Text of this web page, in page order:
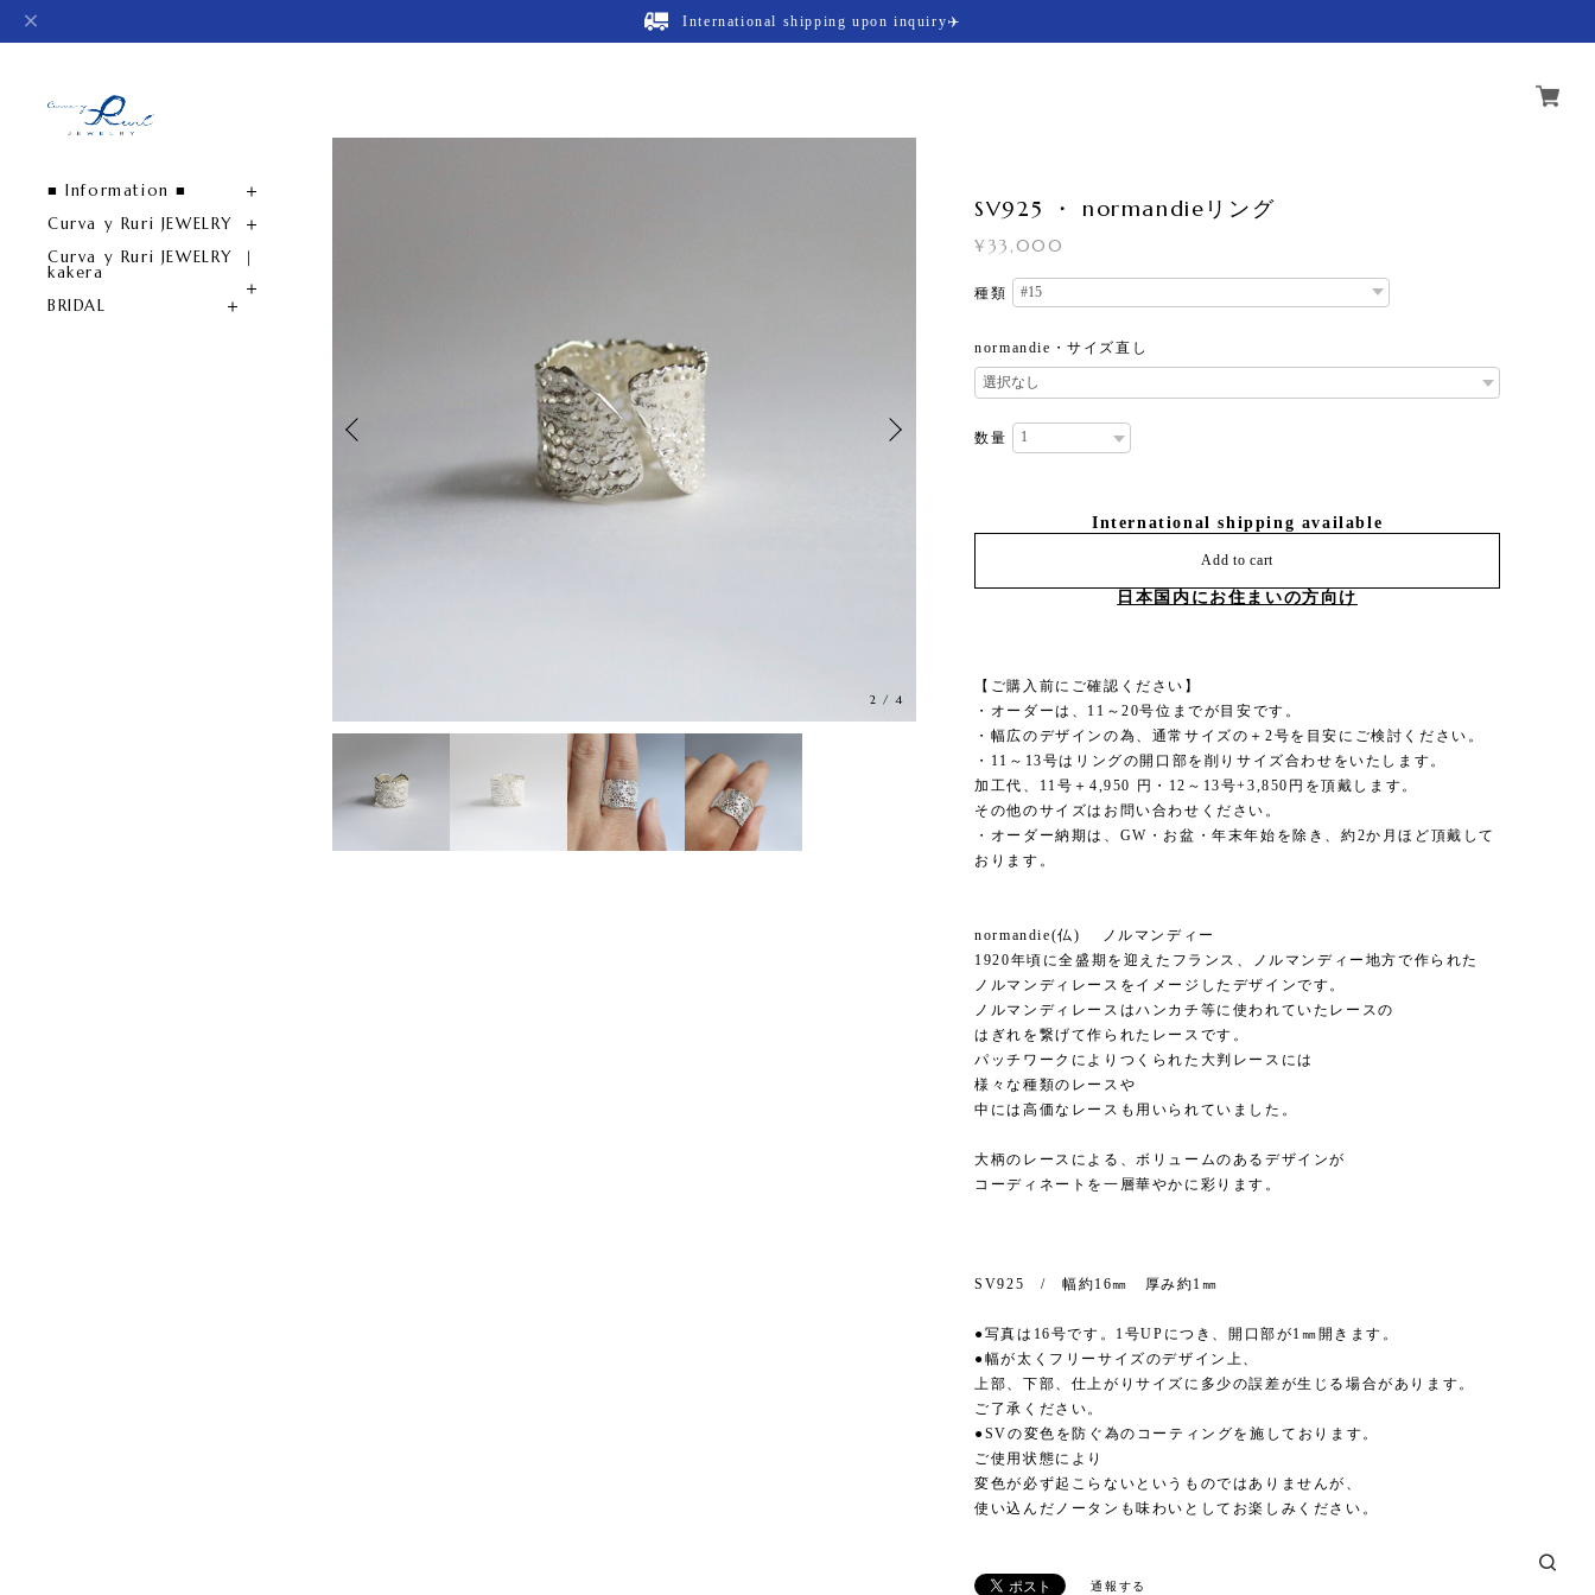
International shipping upon inquiry✈️
■ Information ■
Curva y Ruri JEWELRY
Curva y Ruri JEWELRY ｜
kakera
BRIDAL
2 /4
SV925 ・ normandieリング
¥33,000
種類
normandie・サイズ直し
数量
International shipping available
Add to cart
日本国内にお住まいの方向け
【ご購入前にご確認ください】
・オーダーは、11～20号位までが目安です。
・幅広のデザインの為、通常サイズの＋2号を目安にご検討ください。
・11～13号はリングの開口部を削りサイズ合わせをいたします。
加工代、11号＋4,950 円・12～13号+3,850円を頂戴します。
その他のサイズはお問い合わせください。
・オーダー納期は、GW・お盆・年末年始を除き、約2か月ほど頂戴して
おります。
normandie(仏) ノルマンディー
1920年頃に全盛期を迎えたフランス、ノルマンディー地方で作られた
ノルマンディレースをイメージしたデザインです。
ノルマンディレースはハンカチ等に使われていたレースの
はぎれを繋げて作られたレースです。
パッチワークによりつくられた大判レースには
様々な種類のレースや
中には高価なレースも用いられていました。
大柄のレースによる、ボリュームのあるデザインが
コーディネートを一層華やかに彩ります。
SV925 / 幅約16㎜ 厚み約1㎜
●写真は16号です。1号UPにつき、開口部が1㎜開きます。
●幅が太くフリーサイズのデザイン上、
上部、下部、仕上がりサイズに多少の誤差が生じる場合があります。
ご了承ください。
●SVの変色を防ぐ為のコーティングを施しております。
ご使用状態により
変色が必ず起こらないというものではありませんが、
使い込んだノータンも味わいとしてお楽しみください。
通報する